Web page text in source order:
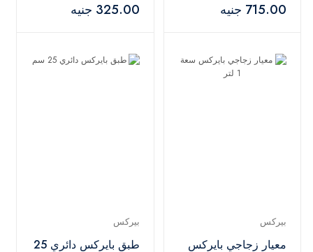
715.00 جنيه 325.00 جنيه
بيركس
معيار زجاجي بايركس
بيركس
طبق بايركس دائري 25